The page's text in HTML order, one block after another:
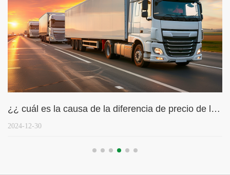
¿¿ cuál es la causa de la diferencia de precio de los equipos de inversores?
2024-12-30